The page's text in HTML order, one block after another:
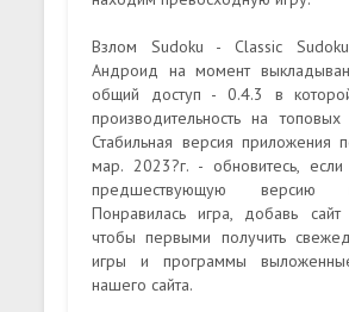
Взлом Sudoku - Classic
Андроид на момент
общий доступ - 0.4.3 в
производительность на топовых
Стабильная версия приложения
мар. 2023?г. - обновитесь, если
предшествующую версию
Понравилась игра, добавь сайт
чтобы первыми получить
игры и программы
нашего сайта.